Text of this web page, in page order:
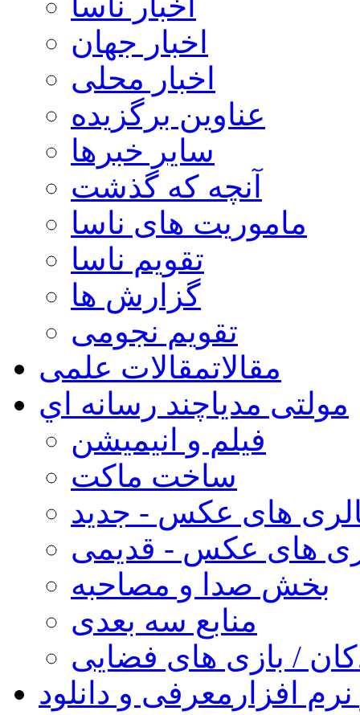
اخبار جهان
اخبار محلی
عناوین برگزیده
سایر خبرها
آنچه که گذشت
ماموریت های ناسا
تقویم ناسا
گزارش ها
تقویم نجومی
مقالاتمقالات علمی
مولتی مدیاچند رسانه اي
فیلم و انیمیشن
ساخت ماکت
های عکس - جدید
های عکس - قدیمی
بخش صدا و مصاحبه
منابع سه بعدی
/ بازی های فضایی
افزار معرفی و دانلود